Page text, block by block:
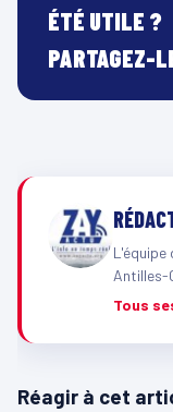
ÉTÉ UTILE ?
PARTAGEZ-
Antilles-
Tous
Réagir à cet